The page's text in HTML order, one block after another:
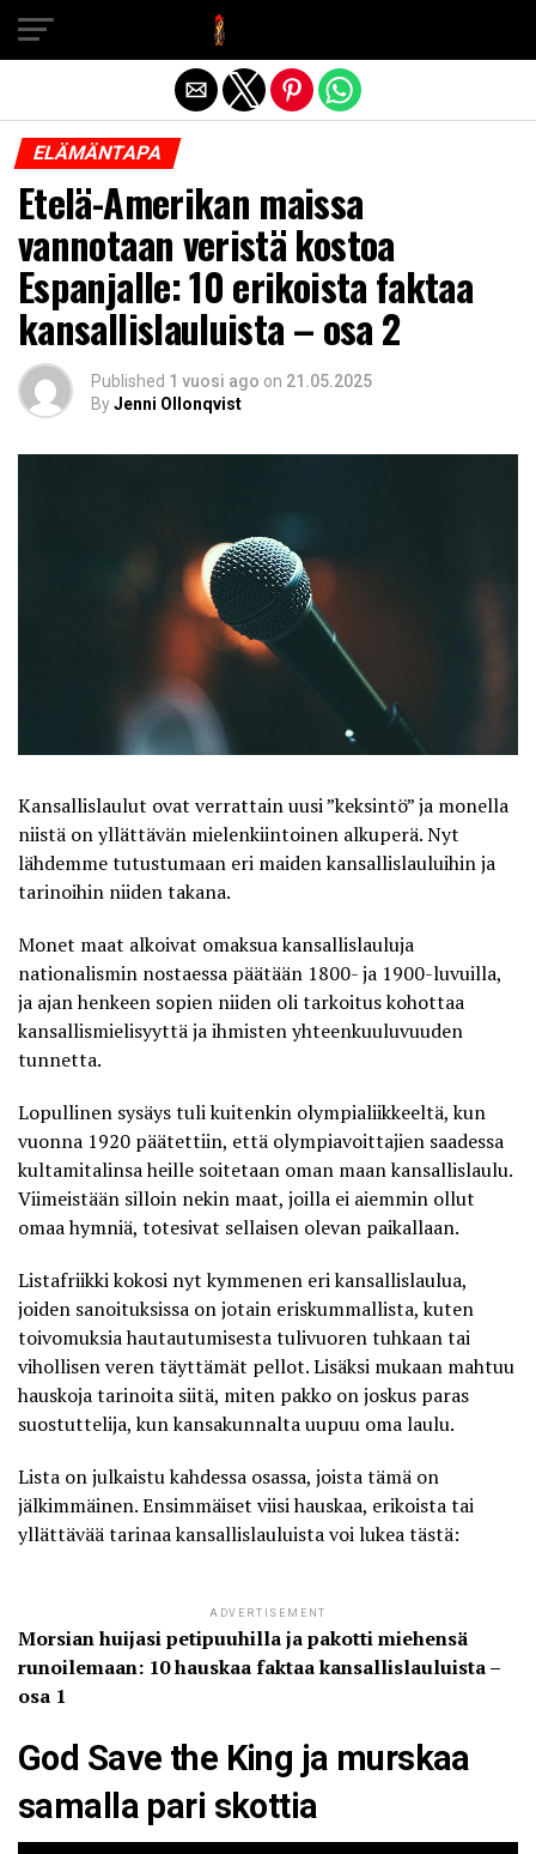
ELÄMÄNTAPA
Etelä-Amerikan maissa
vannotaan veristä kostoa
Espanjalle: 10 erikoista faktaa
kansallislauluista – osa 2
Published 1 vuosi ago on 21.05.2025
ByJenni Ollonqvist
Kansallislaulut ovat verrattain uusi ”keksintö” ja monella
niistä on yllättävän mielenkiintoinen alkuperä. Nyt
lähdemme tutustumaan eri maiden kansallislauluihin ja
tarinoihin niiden takana.
Monet maat alkoivat omaksua kansallislauluja
nationalismin nostaessa päätään 1800- ja 1900-luvuilla,
ja ajan henkeen sopien niiden oli tarkoitus kohottaa
kansallismielisyyttä ja ihmisten yhteenkuuluvuuden
tunnetta.
Lopullinen sysäys tuli kuitenkin olympialiikkeeltä, kun
vuonna 1920 päätettiin, että olympiavoittajien saadessa
kultamitalinsa heille soitetaan oman maan kansallislaulu.
Viimeistään silloin nekin maat, joilla ei aiemmin ollut
omaa hymniä, totesivat sellaisen olevan paikallaan.
Listafriikkikokosi nyt kymmenen eri kansallislaulua,
joiden sanoituksissa on jotain eriskummallista, kuten
toivomuksia hautautumisesta tulivuoren tuhkaan tai
vihollisen veren täyttämät pellot. Lisäksi mukaan mahtuu
hauskoja tarinoita siitä, miten pakko on joskus paras
suostuttelija, kun kansakunnalta uupuu oma laulu.
Lista on julkaistu kahdessa osassa, joista tämä on
jälkimmäinen. Ensimmäiset viisi hauskaa, erikoista tai
yllättävää tarinaa kansallislauluista voi lukea tästä:
ADVERTISEMENT
Morsian huijasi petipuuhilla ja pakotti miehensä
runoilemaan: 10 hauskaa faktaa kansallislauluista –
osa 1
God Save the King ja murskaa
samalla pari skottia
Exit mobile version